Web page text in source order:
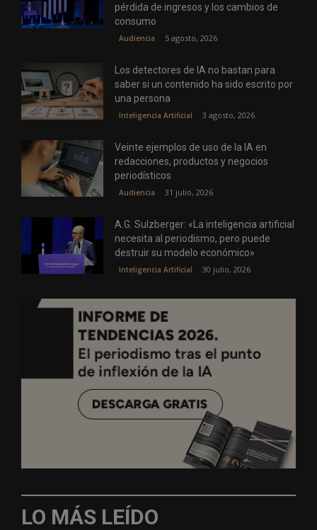
pérdida de ingresos y los cambios de
consumo
Audiencia 5 agosto, 2026
Los detectores de IA no bastan para
saber si un contenido ha sido escrito por
una persona
Inteligencia Artificial 3 agosto, 2026
Veinte ejemplos de uso de la IA en
redacciones, productos y negocios
periodísticos
Audiencia 31 julio, 2026
A.G. Sulzberger: «La inteligencia artificial
necesita al periodismo, pero puede
destruir su modelo económico»
Inteligencia Artificial 30 julio, 2026
LO MÁS LEÍDO